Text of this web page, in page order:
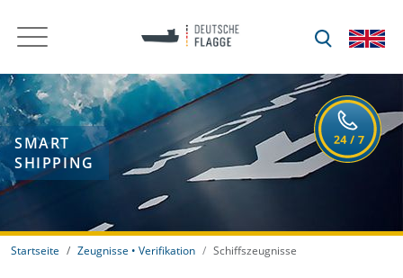
SMART
SHIPPING
Startseite Zeugnisse • Verifikation Schiffszeugnisse